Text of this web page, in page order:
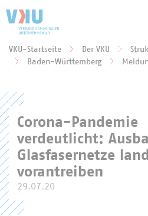
Sie befinden sich hier:
VKU-Startseite Der VKU
Baden-Württemberg
Corona-Pandemie
verdeutlicht:
Glasfasernetze
vorantreiben
29.07.20